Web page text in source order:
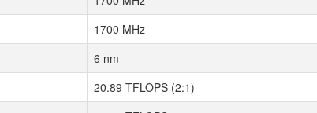
1700 MHz
6 nm
20.89 TFLOPS (2:1)